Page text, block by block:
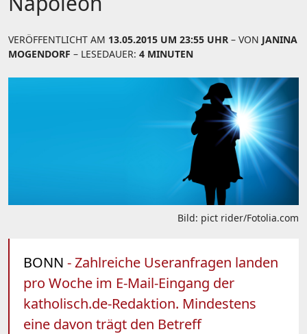
VERÖFFENTLICHT AM 13.05.2015 UM 23:55 UHR – VON JANINA
MOGENDORF – LESEDAUER: 4 MINUTEN
Bild: pict rider/Fotolia.com
BONN - Zahlreiche Useranfragen landen
pro Woche im E-Mail-Eingang der
katholisch.de-Redaktion. Mindestens
eine davon trägt den Betreff